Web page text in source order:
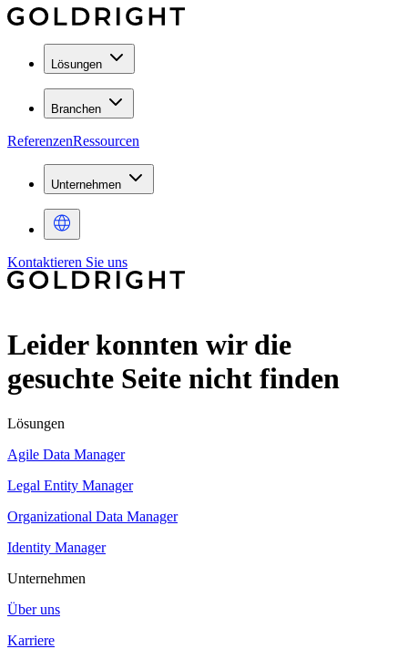
Lösungen
Branchen
ReferenzenRessourcen
Unternehmen
Kontaktieren Sie uns
Leider konnten wir die
gesuchte Seite nicht finden
Lösungen
Agile Data Manager
Legal Entity Manager
Organizational Data Manager
Identity Manager
Unternehmen
Über uns
Karriere